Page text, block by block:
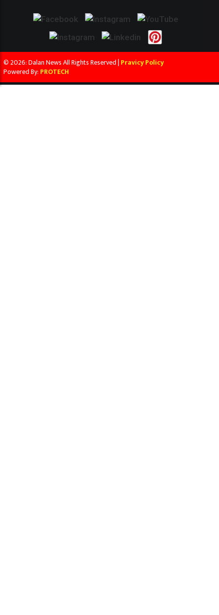
© 2026: Dalan News All Rights Reserved | Pravicy Policy
Powered By: PROTECH